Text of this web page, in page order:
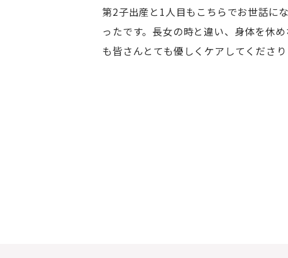
第2子出産と1人目もこちらでお世話に
ったです。長女の時と違い、身体を休
も皆さんとても優しくケアしてくださ